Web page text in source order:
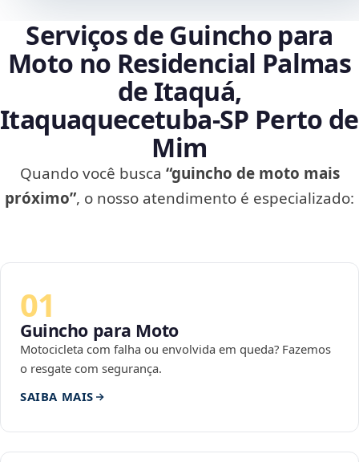
Serviços de Guincho para
Moto no Residencial Palmas
de Itaquá,
Itaquaquecetuba‑SP Perto de
Mim
Quando você busca “guincho de moto mais
próximo”, o nosso atendimento é especializado:
01
Guincho para Moto
Motocicleta com falha ou envolvida em queda? Fazemos
o resgate com segurança.
SAIBA MAIS